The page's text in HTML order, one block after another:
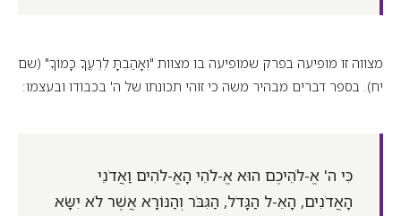
מצווה זו מופיעה בפרק שמופיעה בו מצוות "וְאָהַבְתָּ לְרֵעֲךָ כָּמוֹךָ" (שם
יח). בספר דברים מבהיר משה כי זוהי תכונתו של ה' בכבודו ובעצמו:
כִּי ה' אֱ-לֹהֵיכֶם הוּא אֱ-לֹהֵי הָאֱ-לֹהִים וַאֲדֹנֵי
הָאֲדֹנִים, הָאֵ-ל הַגָּדֹל, הַגִּבֹּר וְהַנּוֹרָא אֲשֶׁר לֹא יִשָּׂא